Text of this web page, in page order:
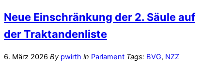
Neue Einschränkung der 2. Säule auf
der Traktandenliste
6. März 2026 By pwirth in Parlament Tags: BVG, NZZ